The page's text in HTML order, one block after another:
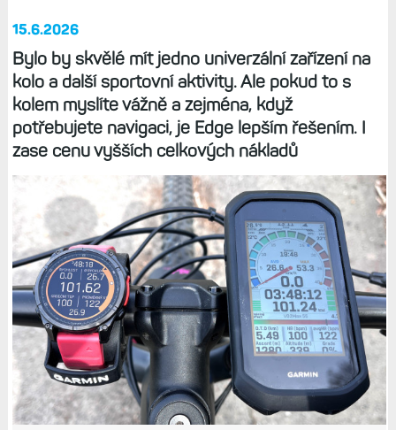
15.6.2026
Bylo by skvělé mít jedno univerzální zařízení na
kolo a další sportovní aktivity. Ale pokud to s
kolem myslíte vážně a zejména, když
potřebujete navigaci, je Edge lepším řešením. I
zase cenu vyšších celkových nákladů